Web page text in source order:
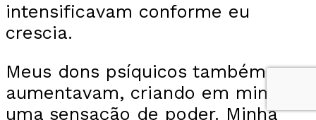
intensificavam conforme eu
crescia.
Meus dons psíquicos também
aumentavam, criando em mim
uma sensação de poder. Minha